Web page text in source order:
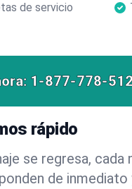
de servicio
1-877-778-
rápido
se regresa, cada
de inmediato